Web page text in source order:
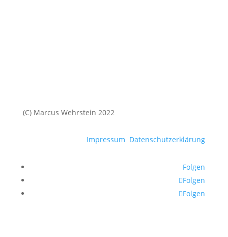
(C) Marcus Wehrstein 2022
Impressum Datenschutzerklärung
Folgen
Folgen
Folgen